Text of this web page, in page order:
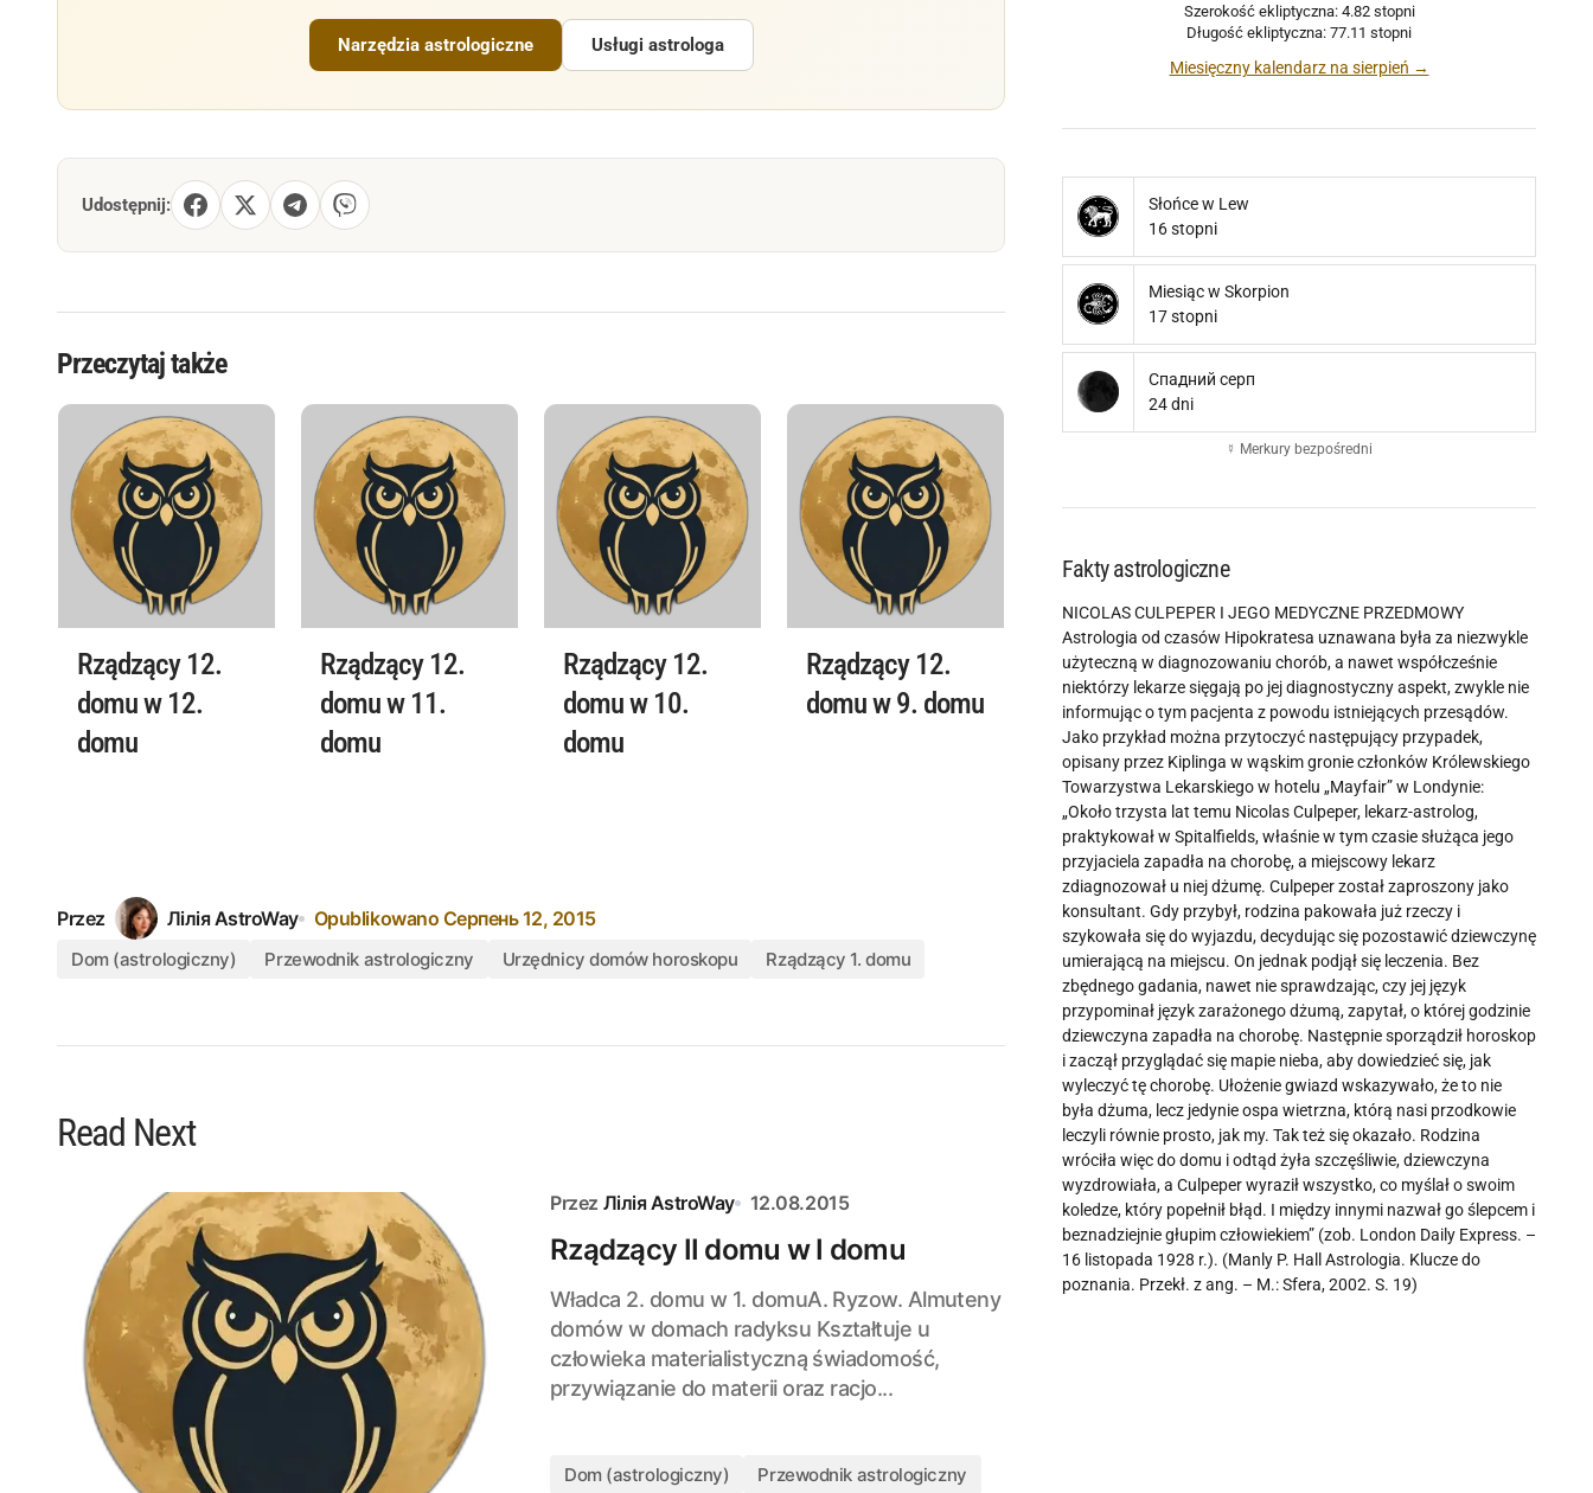
Narzędzia astrologiczne Usługi astrologa
Udostępnij:
Przeczytaj także
Rządzący 12.
domu w 12.
domu
Rządzący 12.
domu w 11.
domu
Rządzący 12.
domu w 10.
domu
Rządzący 12.
domu w 9. domu
Przez Лілія AstroWay Opublikowano Серпень 12, 2015
Dom (astrologiczny) Przewodnik astrologiczny Urzędnicy domów horoskopu Rządzący 1. domu
Read Next
Przez Лілія AstroWay 12.08.2015
Rządzący II domu w I domu
Władca 2. domu w 1. domuA. Ryzow. Almuteny
domów w domach radyksu Kształtuje u
człowieka materialistyczną świadomość,
przywiązanie do materii oraz racjo...
Dom (astrologiczny) Przewodnik astrologiczny
Szerokość ekliptyczna: 4.82 stopni
Długość ekliptyczna: 77.11 stopni
Miesięczny kalendarz na sierpień →
Słońce w Lew
16 stopni
Miesiąc w Skorpion
17 stopni
Спадний серп
24 dni
☿ Merkury bezpośredni
Fakty astrologiczne
NICOLAS CULPEPER I JEGO MEDYCZNE PRZEDMOWY
Astrologia od czasów Hipokratesa uznawana była za niezwykle
użyteczną w diagnozowaniu chorób, a nawet współcześnie
niektórzy lekarze sięgają po jej diagnostyczny aspekt, zwykle nie
informując o tym pacjenta z powodu istniejących przesądów.
Jako przykład można przytoczyć następujący przypadek,
opisany przez Kiplinga w wąskim gronie członków Królewskiego
Towarzystwa Lekarskiego w hotelu „Mayfair” w Londynie:
„Około trzysta lat temu Nicolas Culpeper, lekarz-astrolog,
praktykował w Spitalfields, właśnie w tym czasie służąca jego
przyjaciela zapadła na chorobę, a miejscowy lekarz
zdiagnozował u niej dżumę. Culpeper został zaproszony jako
konsultant. Gdy przybył, rodzina pakowała już rzeczy i
szykowała się do wyjazdu, decydując się pozostawić dziewczynę
umierającą na miejscu. On jednak podjął się leczenia. Bez
zbędnego gadania, nawet nie sprawdzając, czy jej język
przypominał język zarażonego dżumą, zapytał, o której godzinie
dziewczyna zapadła na chorobę. Następnie sporządził horoskop
i zaczął przyglądać się mapie nieba, aby dowiedzieć się, jak
wyleczyć tę chorobę. Ułożenie gwiazd wskazywało, że to nie
była dżuma, lecz jedynie ospa wietrzna, którą nasi przodkowie
leczyli równie prosto, jak my. Tak też się okazało. Rodzina
wróciła więc do domu i odtąd żyła szczęśliwie, dziewczyna
wyzdrowiała, a Culpeper wyraził wszystko, co myślał o swoim
koledze, który popełnił błąd. I między innymi nazwał go ślepcem i
beznadziejnie głupim człowiekiem” (zob. London Daily Express. –
16 listopada 1928 r.). (Manly P. Hall Astrologia. Klucze do
poznania. Przekł. z ang. – M.: Sfera, 2002. S. 19)